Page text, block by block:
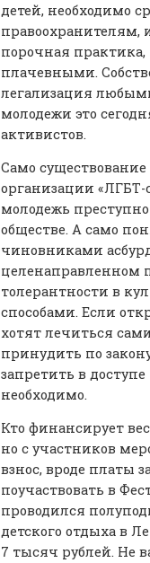
детей, необходимо
правоохранителям,
порочная
плачевными.
легализация
молодежи это
активистов.
Само
организации
молодежь
обществе. А само
чиновниками
целенаправленном
толерантности в
способами. Если
хотят лечиться
принудить по
запретить в
необходимо.
Кто финансирует
но с участников
взнос, вроде платы
поучаствовать в
проводился
детского отдыха в
7 тысяч рублей. Не